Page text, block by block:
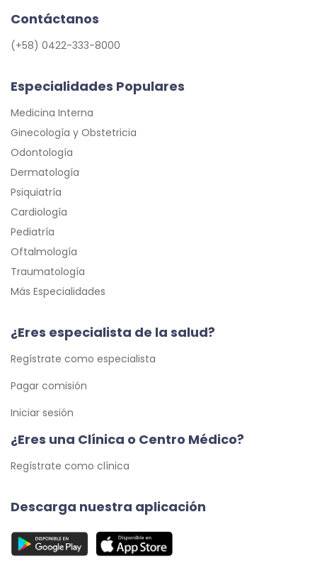
Contáctanos
(+58) 0422-333-8000
Especialidades Populares
Medicina Interna
Ginecología y Obstetricia
Odontología
Dermatología
Psiquiatría
Cardiología
Pediatría
Oftalmología
Traumatología
Más Especialidades
¿Eres especialista de la salud?
Regístrate como especialista
Pagar comisión
Iniciar sesión
¿Eres una Clínica o Centro Médico?
Regístrate como clínica
Descarga nuestra aplicación